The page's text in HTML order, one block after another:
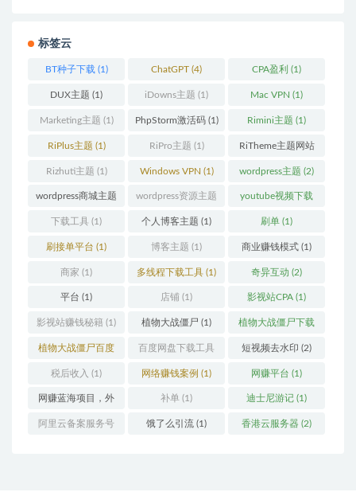
标签云
BT种子下载(1) ChatGPT (4) CPA盈利 (1)
DUX主题 (1) iDowns主题 (1) Mac VPN (1)
Marketing主题 (1) PhpStorm激活码(1) Rimini主题 (1)
RiPlus主题 (1) RiPro主题 (1) RiTheme主题网站
(1)
Rizhuti主题 (1) Windows VPN (1) wordpress主题 (2)
wordpress商城主题
(1)
wordpress资源主题
(1)
youtube视频下载
(1)
下载工具 (1) 个人博客主题 (1) 刷单 (1)
刷接单平台 (1) 博客主题 (1) 商业赚钱模式 (1)
商家 (1) 多线程下载工具 (1) 奇异互动 (2)
平台 (1) 店铺 (1) 影视站CPA (1)
影视站赚钱秘籍 (1) 植物大战僵尸 (1) 植物大战僵尸下载
(1)
植物大战僵尸百度
云(1)
百度网盘下载工具
(1)
短视频去水印 (2)
税后收入 (1) 网络赚钱案例 (1) 网赚平台 (1)
网赚蓝海项目，外
卖优惠券(1)
补单 (1) 迪士尼游记 (1)
阿里云备案服务号 饿了么引流 (1) 香港云服务器 (2)